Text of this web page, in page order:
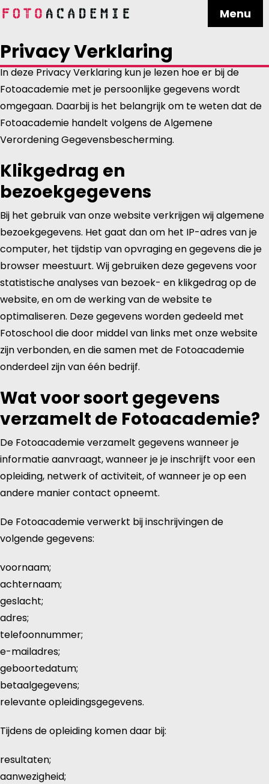
Menu
Privacy Verklaring
In deze Privacy Verklaring kun je lezen hoe er bij de
Fotoacademie met je persoonlijke gegevens wordt
omgegaan. Daarbij is het belangrijk om te weten dat de
Fotoacademie handelt volgens de Algemene
Verordening Gegevensbescherming.
Klikgedrag en
bezoekgegevens
Bij het gebruik van onze website verkrijgen wij algemene
bezoekgegevens. Het gaat dan om het IP-adres van je
computer, het tijdstip van opvraging en gegevens die je
browser meestuurt. Wij gebruiken deze gegevens voor
statistische analyses van bezoek- en klikgedrag op de
website, en om de werking van de website te
optimaliseren. Deze gegevens worden gedeeld met
Fotoschool die door middel van links met onze website
zijn verbonden, en die samen met de Fotoacademie
onderdeel zijn van één bedrijf.
Wat voor soort gegevens
verzamelt de Fotoacademie?
De Fotoacademie verzamelt gegevens wanneer je
informatie aanvraagt, wanneer je je inschrijft voor een
opleiding, netwerk of activiteit, of wanneer je op een
andere manier contact opneemt.
De Fotoacademie verwerkt bij inschrijvingen de
volgende gegevens:
voornaam;
achternaam;
geslacht;
adres;
telefoonnummer;
e-mailadres;
geboortedatum;
betaalgegevens;
relevante opleidingsgegevens.
Tijdens de opleiding komen daar bij:
resultaten;
aanwezigheid;